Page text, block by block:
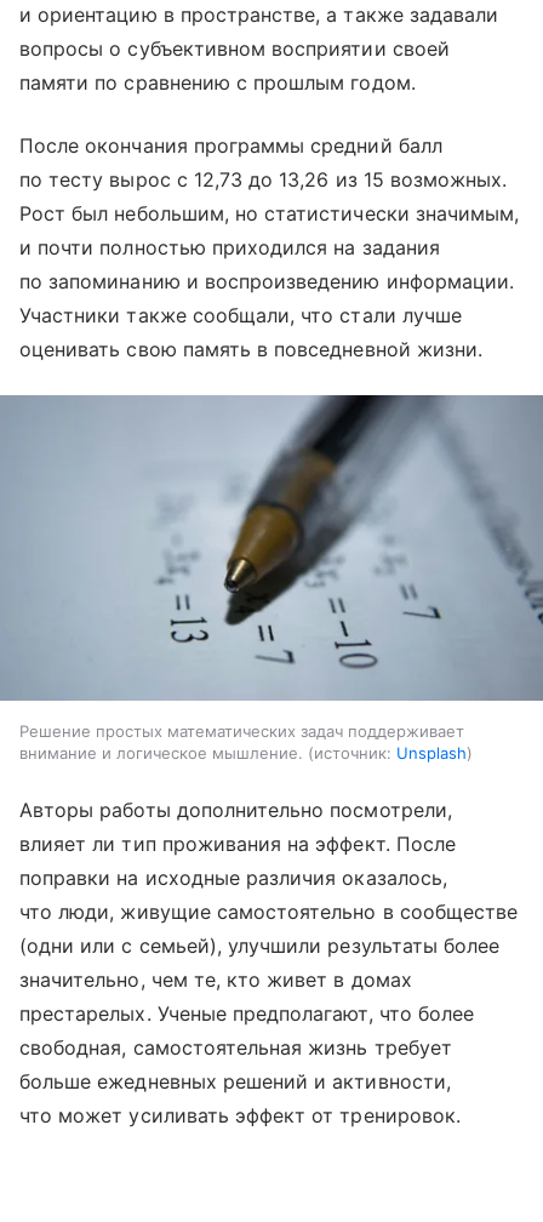
и ориентацию в пространстве, а также задавали
вопросы о субъективном восприятии своей
памяти по сравнению с прошлым годом.
После окончания программы средний балл
по тесту вырос с 12,73 до 13,26 из 15 возможных.
Рост был небольшим, но статистически значимым,
и почти полностью приходился на задания
по запоминанию и воспроизведению информации.
Участники также сообщали, что стали лучше
оценивать свою память в повседневной жизни.
Решение простых математических задач поддерживает
внимание и логическое мышление.
источник: Unsplash
Авторы работы дополнительно посмотрели,
влияет ли тип проживания на эффект. После
поправки на исходные различия оказалось,
что люди, живущие самостоятельно в сообществе
(одни или с семьей), улучшили результаты более
значительно, чем те, кто живет в домах
престарелых. Ученые предполагают, что более
свободная, самостоятельная жизнь требует
больше ежедневных решений и активности,
что может усиливать эффект от тренировок.